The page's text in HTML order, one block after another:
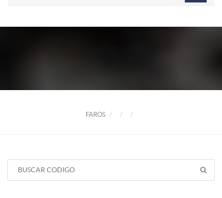
FAROS